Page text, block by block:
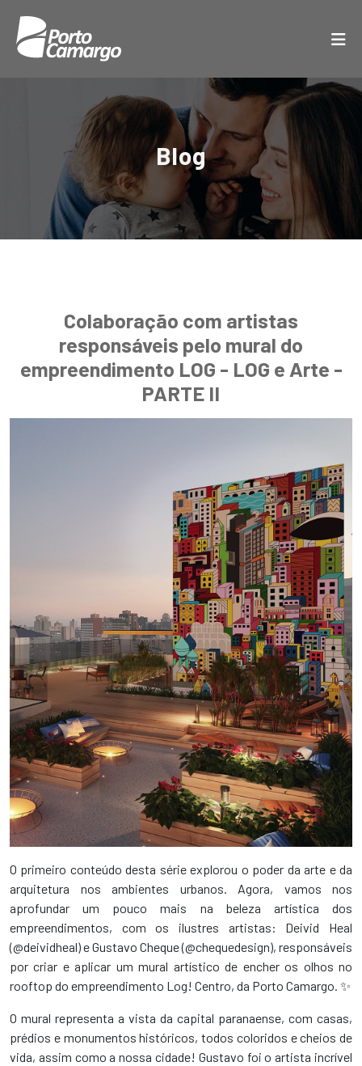
Blog
Colaboração com artistas
responsáveis pelo mural do
empreendimento LOG - LOG e Arte -
PARTE II
O primeiro conteúdo desta série explorou o poder da arte e da
arquitetura nos ambientes urbanos. Agora, vamos nos
aprofundar um pouco mais na beleza artística dos
empreendimentos, com os ilustres artistas: Deivid Heal
(@deividheal) e Gustavo Cheque (@chequedesign), responsáveis
por criar e aplicar um mural artístico de encher os olhos no
rooftop do empreendimento Log! Centro, da Porto Camargo. ✨
O mural representa a vista da capital paranaense, com casas,
prédios e monumentos históricos, todos coloridos e cheios de
vida, assim como a nossa cidade! Gustavo foi o artista incrível